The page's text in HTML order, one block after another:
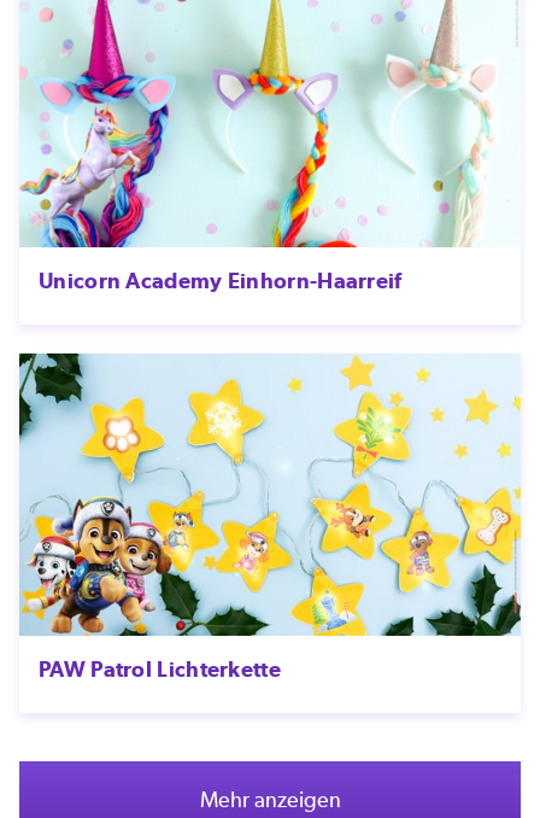
Unicorn Academy Einhorn-Haarreif
PAW Patrol Lichterkette
Mehr anzeigen